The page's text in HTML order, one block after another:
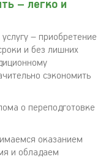
– легко и
– приобретение
и без лишних
сэкономить
о переподготовке
оказанием
и обладаем